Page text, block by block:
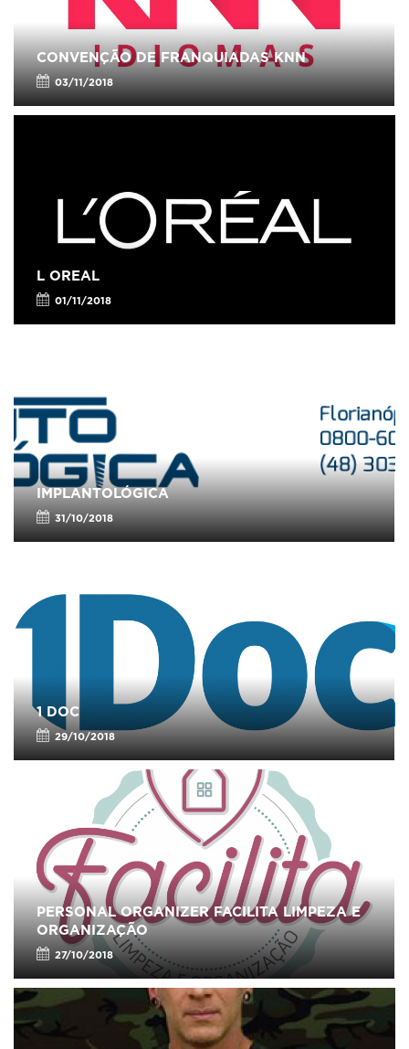
CONVENÇÃO DE FRANQUIADAS KNN
03/11/2018
L OREAL
01/11/2018
IMPLANTOLÓGICA
31/10/2018
1 DOC
29/10/2018
PERSONAL ORGANIZER FACILITA LIMPEZA E
ORGANIZAÇÃO
27/10/2018